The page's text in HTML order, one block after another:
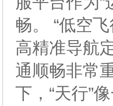
畅。 “低空
高精准导航
通顺畅非常
下，“天行”